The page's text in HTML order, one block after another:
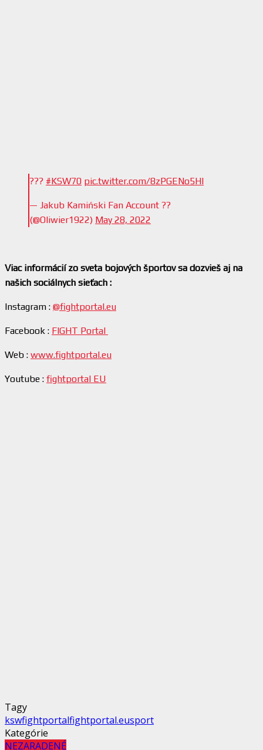
??? #KSW70 pic.twitter.com/8zPGENo5HI
— Jakub Kamiński Fan Account ??
(@Oliwier1922) May 28, 2022
Viac informácií zo sveta bojových športov sa dozvieš aj na
našich sociálnych sieťach :
Instagram : @fightportal.eu
Facebook : FIGHT Portal
Web : www.fightportal.eu
Youtube : fightportal EU
Tagy
kswfightportalfightportal.eusport
Kategórie
NEZARADENÉ